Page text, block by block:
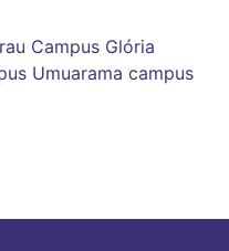
Campus Glória
Umuarama campus